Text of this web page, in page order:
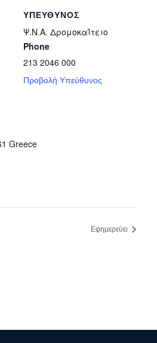
Greece
ΥΠΕΎΘΥΝΟΣ
Ψ.Ν.Α. Δρομοκαΐτειο
Phone
213 2046 000
Προβολή Υπεύθυνος
Εφημερεύει